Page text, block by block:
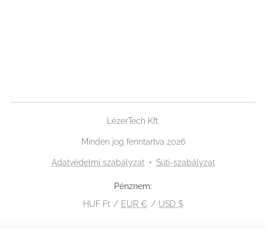
LézerTech Kft.
Minden jog fenntartva 2026
Adatvédelmi szabályzat Süti-szabályzat
Pénznem
HUF Ft
EUR € USD $